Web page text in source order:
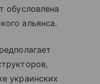
обусловлена
альянса.
украинских